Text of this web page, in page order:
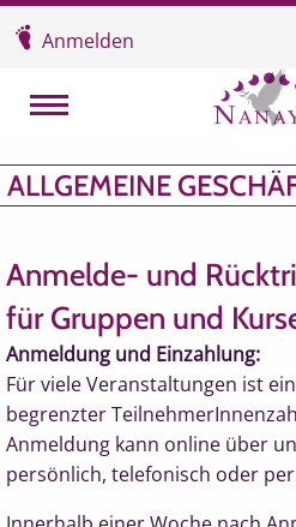
Überspringen und zum Inhalt
Anmelden
MENU
ALLGEMEINE
Anmelde- und
für Gruppen und
Anmeldung und Einzahlung:
Für viele Veranstaltungen ist
begrenzter
Anmeldung kann online über
persönlich, telefonisch oder